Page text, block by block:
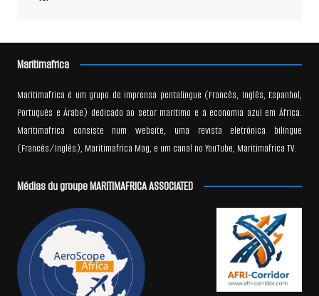
Maritimafrica
Maritimafrica é um grupo de imprensa pentalíngue (Francês, Inglês, Espanhol,
Português e Árabe) dedicado ao setor marítimo e à economia azul em África.
Maritimafrica consiste num website, uma revista eletrônica bilíngue
(Francês/Inglês), Maritimafrica Mag, e um canal no YouTube, Maritimafrica TV.
Médias du groupe MARITIMAFRICA ASSOCIATED